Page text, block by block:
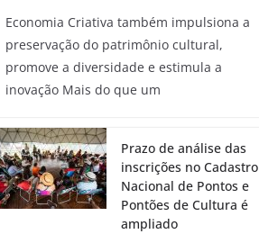
Economia Criativa também impulsiona a
preservação do patrimônio cultural,
promove a diversidade e estimula a
inovação Mais do que um
Prazo de análise das
inscrições no Cadastro
Nacional de Pontos e
Pontões de Cultura é
ampliado